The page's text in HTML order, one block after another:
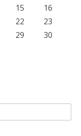
15
16
22
23
29
30